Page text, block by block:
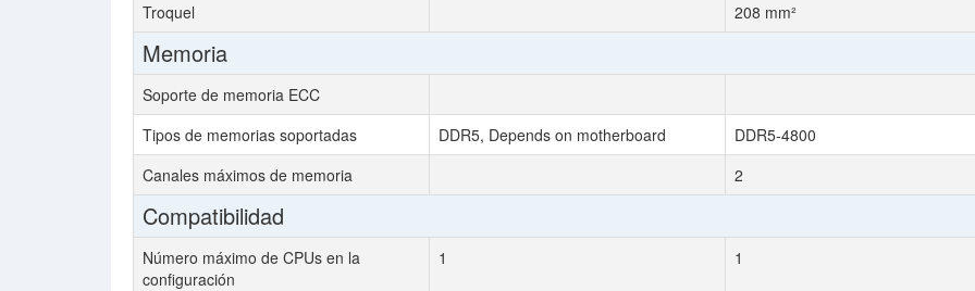
Troquel
208 mm²
Memoria
Soporte de memoria ECC
Tipos de memorias soportadas
DDR5, Depends on motherboard
DDR5-4800
Canales máximos de memoria
2
Compatibilidad
Número máximo de CPUs en la
configuración
1 1